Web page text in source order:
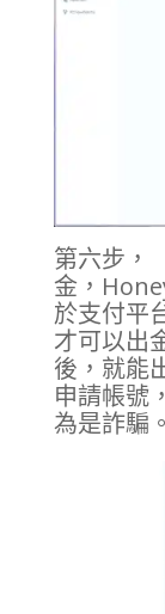
第六步，
金，
於支付平
才可以出
後，就能
申請帳號
為是詐騙。